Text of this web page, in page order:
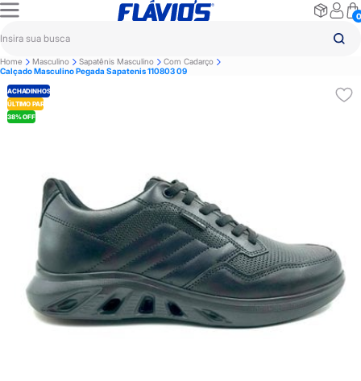
0
Home Masculino Sapatênis Masculino
Com Cadarço
Calçado Masculino Pegada Sapatenis 110803 09
38% OFF
ÚLTIMO PAR
ACHADINHOS